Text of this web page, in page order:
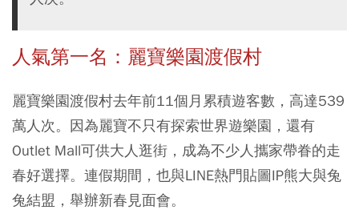
人氣第一名：麗寶樂園渡假村
麗寶樂園渡假村去年前11個月累積遊客數，高達539
萬人次。因為麗寶不只有探索世界遊樂園，還有
Outlet Mall可供大人逛街，成為不少人攜家帶眷的走
春好選擇。連假期間，也與LINE熱門貼圖IP熊大與兔
兔結盟，舉辦新春見面會。